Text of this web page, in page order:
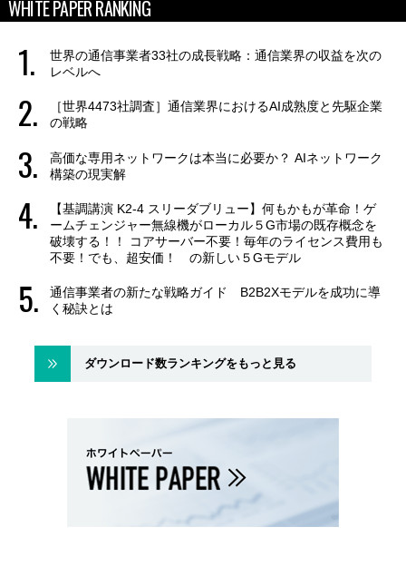
WHITE PAPER RANKING
世界の通信事業者33社の成長戦略：通信業界の収益を次の
レベルへ
［世界4473社調査］通信業界におけるAI成熟度と先駆企業
の戦略
高価な専用ネットワークは本当に必要か？ AIネットワーク
構築の現実解
【基調講演 K2-4 スリーダブリュー】何もかもが革命！ゲ
ームチェンジャー無線機がローカル５G市場の既存概念を
破壊する！！ コアサーバー不要！毎年のライセンス費用も
不要！でも、超安価！ の新しい５Gモデル
通信事業者の新たな戦略ガイド B2B2Xモデルを成功に導
く秘訣とは
ダウンロード数ランキングをもっと見る